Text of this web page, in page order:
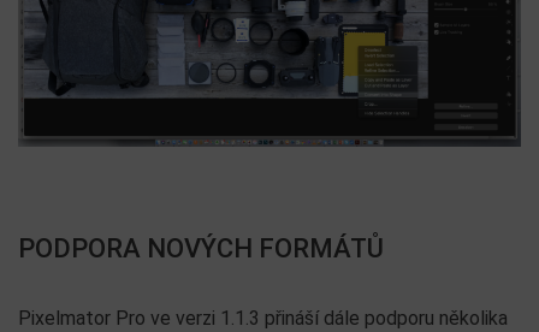
PODPORA NOVÝCH FORMÁTŮ
Pixelmator Pro ve verzi 1.1.3 přináší dále podporu několika